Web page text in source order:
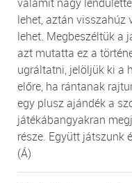
lehet, aztán visszahúz
lehet. Megbeszéltük a
azt mutatta ez a
ugráltatni, jelöljük ki a
előre, ha rántanak
egy plusz ajándék a
játékábangyakran
része. Együtt játszunk
(Á)